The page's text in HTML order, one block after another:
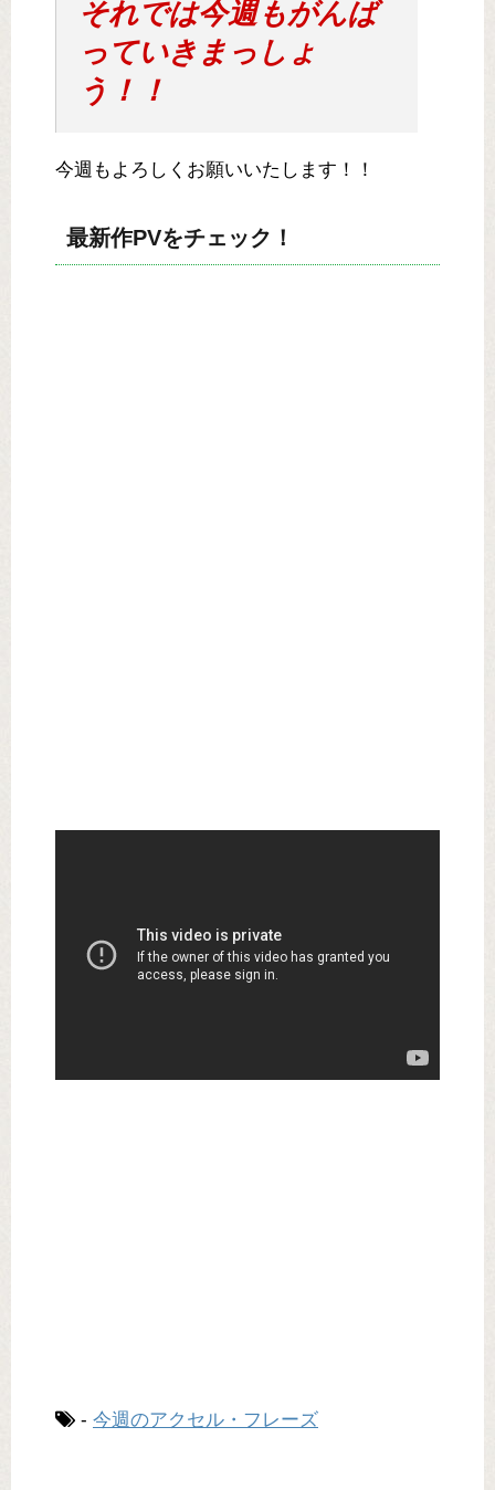
それでは今週もがんば
っていきまっしょ
う！！
今週もよろしくお願いいたします！！
最新作PVをチェック！
- 今週のアクセル・フレーズ